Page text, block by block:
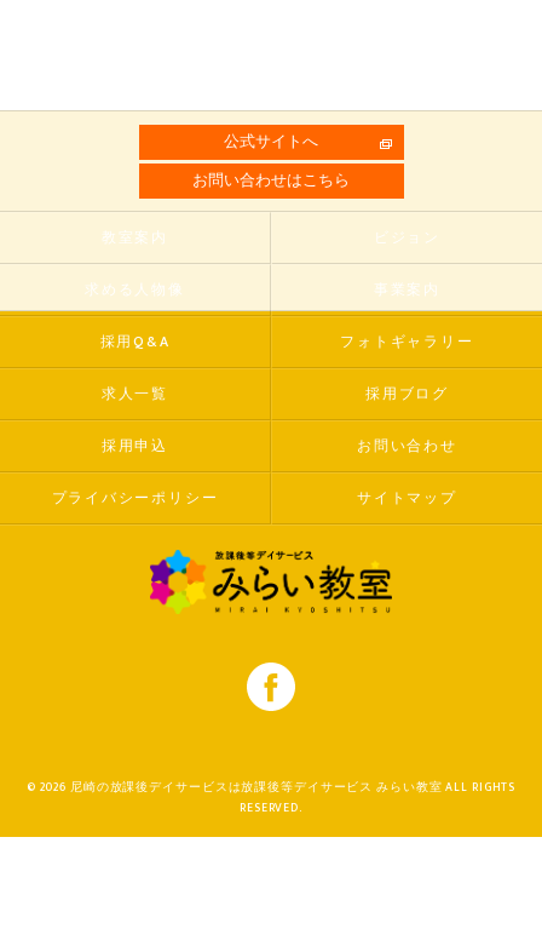
公式サイトへ
お問い合わせはこちら
教室案内 ビジョン
求める人物像 事業案内
採用Q&A フォトギャラリー
求人一覧 採用ブログ
採用申込 お問い合わせ
プライバシーポリシー サイトマップ
© 2026 尼崎の放課後デイサービスは放課後等デイサービス みらい教室 ALL RIGHTS
RESERVED.